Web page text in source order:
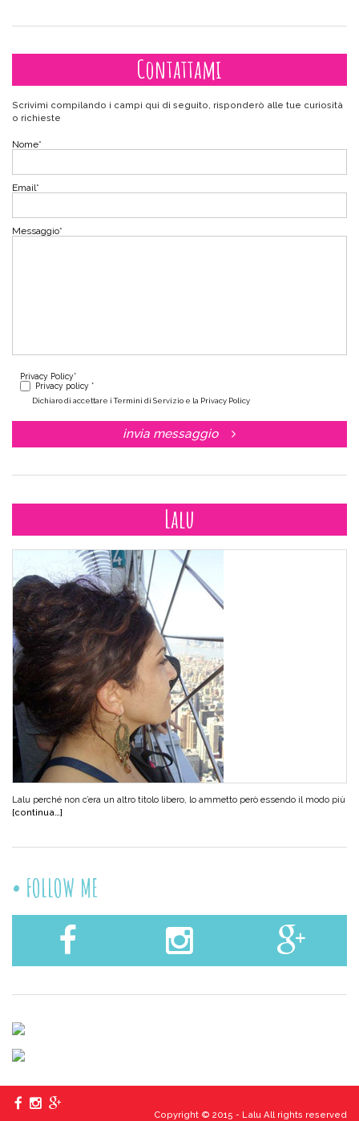
Contattami
Scrivimi compilando i campi qui di seguito, risponderò alle tue curiosità
o richieste
Nome*
Email*
Messaggio*
Privacy Policy*
Privacy policy *
Dichiaro di accettare i Termini di Servizio e la Privacy Policy
invia messaggio
Lalu
Lalu perché non c’era un altro titolo libero, lo ammetto però essendo il modo più
[continua…]
FOLLOW ME
Copyright © 2015 - Lalu All rights reserved